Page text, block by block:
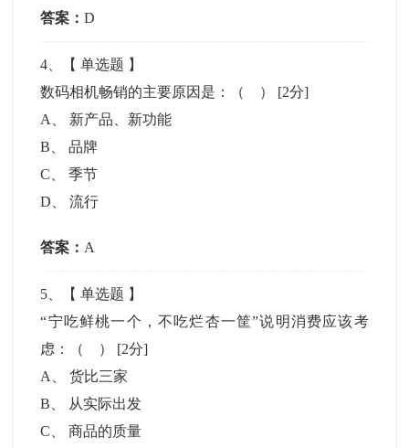
答案：D
4 、【单选题 】
数码相机畅销的主要原因是：（ ） [2分]
A
新产品、新功能
B 、品牌
C 、季节
D 、流行
答案： A
5 、【单选题 】
“宁吃鲜桃一个，不吃烂杏一筐”说明消费应该考
虑：（ ） [2分]
A
、货比三家
B
从实际出发
C 、商品的质量